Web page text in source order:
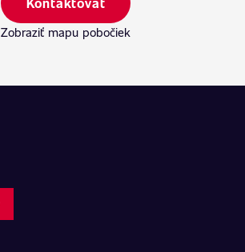
Zobraziť mapu pobočiek